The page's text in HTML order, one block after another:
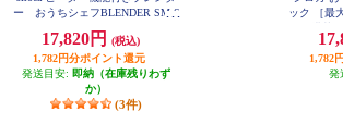
ー おうちシェフBLENDER SM-S
17,820円
(税込)
1,782円分ポイント還元
発送目安: 即納（在庫残りわず
か）
(3件)
ック ［最
1,782
発